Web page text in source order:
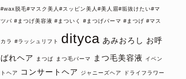
#wax脱毛#マスク美人#スッピン美人#美人眉#垢抜けたい#マ
ツパ #まつげ美容液 #まついく #まつげパーマ #まつげ #マス
カラ #ラッシュリフト dityca あみおろし お呼
ばれヘア
まつぱ まつ毛パーマ まつ毛美容液 イベン
トヘア コンサートヘア ジャニーズヘア ドライフラワー